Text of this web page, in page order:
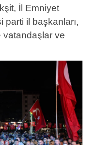
İl Emniyet
parti il başkanları,
vatandaşlar ve